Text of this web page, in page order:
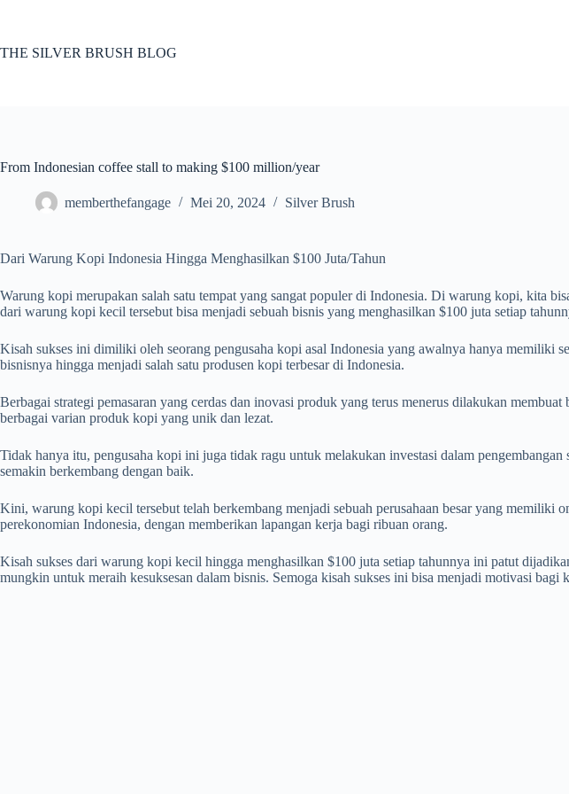
THE SILVER BRUSH BLOG
From Indonesian coffee stall to making $100 million/year
memberthefangage Mei 20, 2024 Silver Brush
Dari Warung Kopi Indonesia Hingga Menghasilkan $100 Juta/Tahun
Warung kopi merupakan salah satu tempat yang sangat populer di Indonesia. Di warung kopi, kita
dari warung kopi kecil tersebut bisa menjadi sebuah bisnis yang menghasilkan $100 juta setiap
Kisah sukses ini dimiliki oleh seorang pengusaha kopi asal Indonesia yang awalnya hanya memiliki
bisnisnya hingga menjadi salah satu produsen kopi terbesar di Indonesia.
Berbagai strategi pemasaran yang cerdas dan inovasi produk yang terus menerus dilakukan
berbagai varian produk kopi yang unik dan lezat.
Tidak hanya itu, pengusaha kopi ini juga tidak ragu untuk melakukan investasi dalam
semakin berkembang dengan baik.
Kini, warung kopi kecil tersebut telah berkembang menjadi sebuah perusahaan besar yang
perekonomian Indonesia, dengan memberikan lapangan kerja bagi ribuan orang.
Kisah sukses dari warung kopi kecil hingga menghasilkan $100 juta setiap tahunnya ini patut
mungkin untuk meraih kesuksesan dalam bisnis. Semoga kisah sukses ini bisa menjadi motivasi